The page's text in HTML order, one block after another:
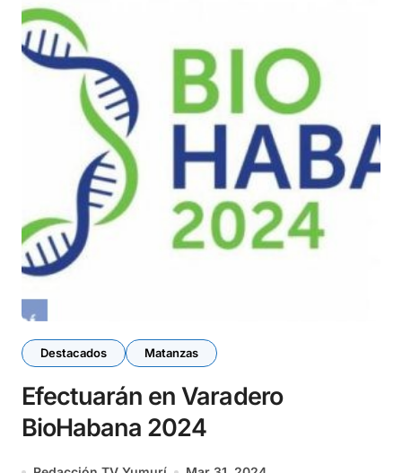
Destacados Matanzas
Efectuarán en Varadero
BioHabana 2024